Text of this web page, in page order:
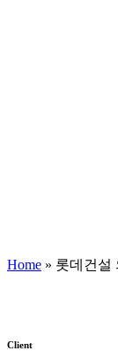
Home » 롯데건설
Client